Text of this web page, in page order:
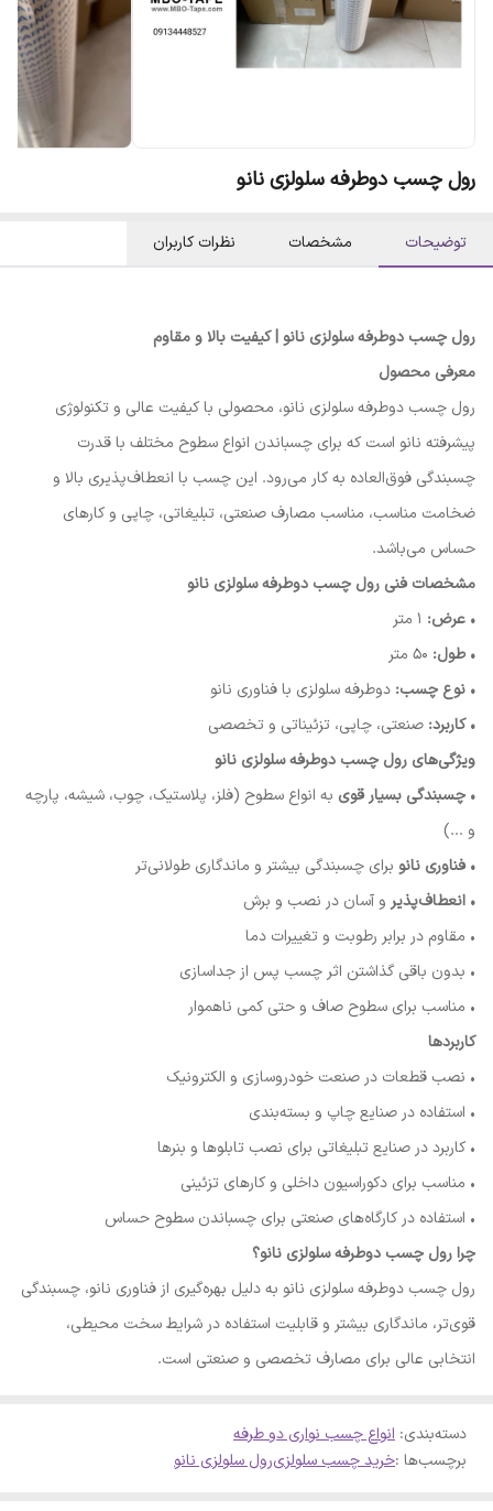
رول چسب دوطرفه سلولزی نانو
توضیحات مشخصات نظرات کاربران
رول چسب دوطرفه سلولزی نانو | کیفیت بالا و مقاوم
معرفی محصول
رول چسب دوطرفه سلولزی نانو، محصولی با کیفیت عالی و تکنولوژی
پیشرفته نانو است که برای چسباندن انواع سطوح مختلف با قدرت
چسبندگی فوق‌العاده به کار می‌رود. این چسب با انعطاف‌پذیری بالا و
ضخامت مناسب، مناسب مصارف صنعتی، تبلیغاتی، چاپی و کارهای
حساس می‌باشد.
مشخصات فنی رول چسب دوطرفه سلولزی نانو
• عرض:
• طول:
• نوع چسب: دوطرفه سلولزی با فناوری نانو
• کاربرد: صنعتی، چاپی، تزئیناتی و تخصصی
ویژگی‌های رول چسب دوطرفه سلولزی نانو
• چسبندگی بسیار قوی به انواع سطوح (فلز، پلاستیک، چوب، شیشه، پارچه
و ...)
• فناوری نانو برای چسبندگی بیشتر و ماندگاری طولانی‌تر
• انعطاف‌پذیرو آسان در نصب و برش
• مقاوم در برابر رطوبت و تغییرات دما
• بدون باقی گذاشتن اثر چسب پس از جداسازی
• مناسب برای سطوح صاف و حتی کمی ناهموار
کاربردها
• نصب قطعات در صنعت خودروسازی و الکترونیک
• استفاده در صنایع چاپ و بسته‌بندی
• کاربرد در صنایع تبلیغاتی برای نصب تابلوها و بنرها
• مناسب برای دکوراسیون داخلی و کارهای تزئینی
• استفاده در کارگاه‌های صنعتی برای چسباندن سطوح حساس
چرا رول چسب دوطرفه سلولزی نانو؟
رول چسب دوطرفه سلولزی نانو به دلیل بهره‌گیری از فناوری نانو، چسبندگی
قوی‌تر، ماندگاری بیشتر و قابلیت استفاده در شرایط سخت محیطی،
انتخابی عالی برای مصارف تخصصی و صنعتی است.
دسته‌بندی: انواع چسب نواری دو طرفه
برچسب‌ها :خرید چسب سلولزیرول سلولزی نانو